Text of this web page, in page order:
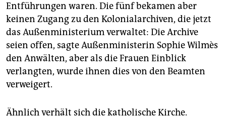
Entführungen waren. Die fünf bekamen aber
keinen Zugang zu den Kolonialarchiven, die jetzt
das Außenministerium verwaltet: Die Archive
seien offen, sagte Außenministerin Sophie Wilmès
den Anwälten, aber als die Frauen Einblick
verlangten, wurde ihnen dies von den Beamten
verweigert.
Ähnlich verhält sich die katholische Kirche.